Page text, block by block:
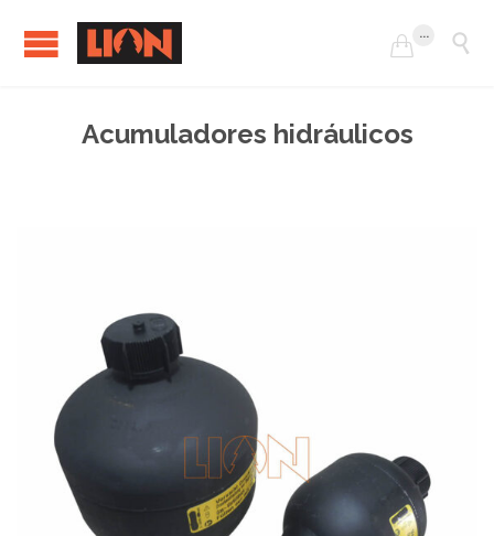

... 
Acumuladores hidráulicos